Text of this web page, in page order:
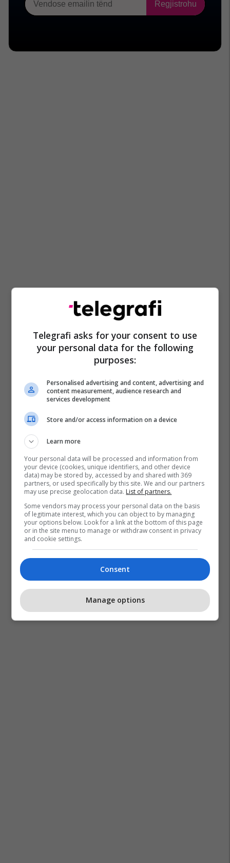
Telegrafi asks for your consent to use
your personal data for the following
purposes:
Personalised advertising and content, advertising and
content measurement, audience research and
services development
Store and/or access information on a device
Learn more
Your personal data will be processed and information from
your device (cookies, unique identifiers, and other device
data) may be stored by, accessed by and shared with 369
partners, or used specifically by this site. We and our partners
may use precise geolocation data. List of partners.
Some vendors may process your personal data on the basis
of legitimate interest, which you can object to by managing
your options below. Look for a link at the bottom of this page
or in the site menu to manage or withdraw consent in privacy
and cookie settings.
Consent
Manage options